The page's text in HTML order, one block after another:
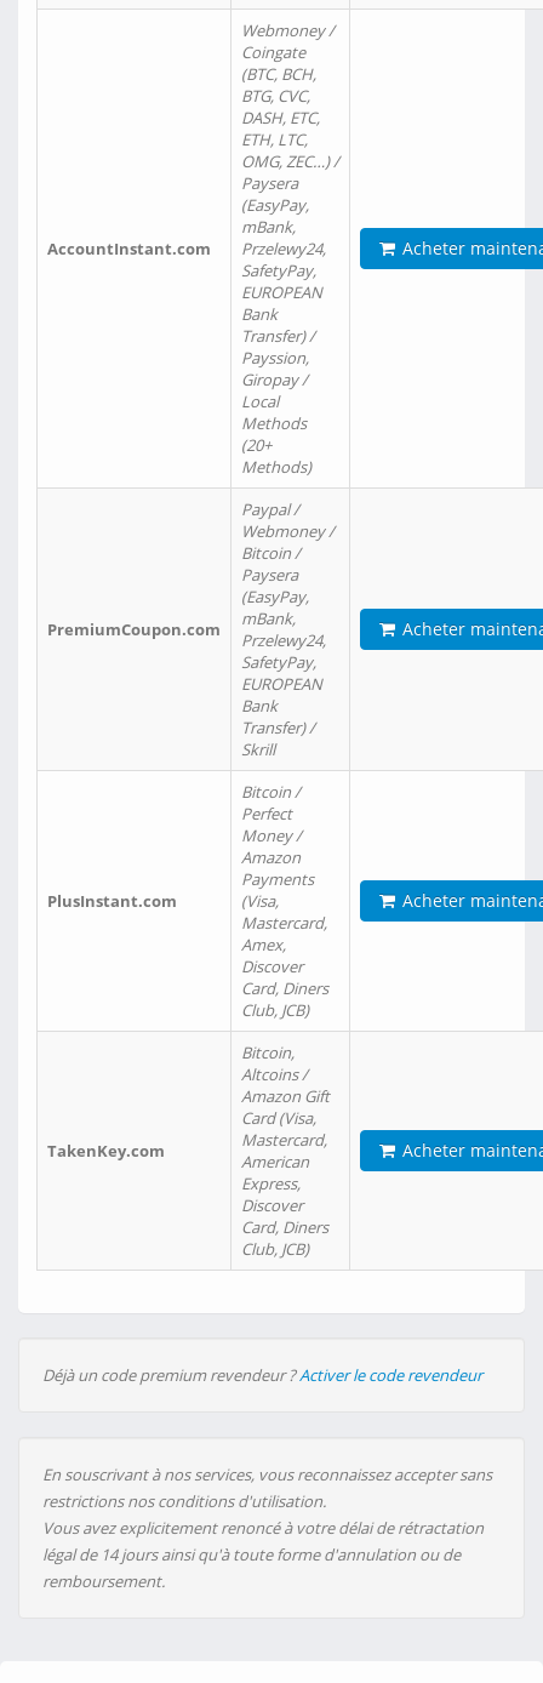
AccountInstant.com
Webmoney /
Coingate
(BTC, BCH,
BTG, CVC,
DASH, ETC,
ETH, LTC,
OMG, ZEC…) /
Paysera
(EasyPay,
mBank,
Przelewy24,
SafetyPay,
EUROPEAN
Bank
Transfer) /
Payssion,
Giropay /
Local
Methods
(20+
Methods)
Acheter
PremiumCoupon.com
Paypal /
Webmoney /
Bitcoin /
Paysera
(EasyPay,
mBank,
Przelewy24,
SafetyPay,
EUROPEAN
Bank
Transfer) /
Skrill
Acheter
PlusInstant.com
Bitcoin /
Perfect
Money /
Amazon
Payments
(Visa,
Mastercard,
Amex,
Discover
Card, Diners
Club, JCB)
Acheter
TakenKey.com
Bitcoin,
Altcoins /
Amazon Gift
Card (Visa,
Mastercard,
American
Express,
Discover
Card, Diners
Club, JCB)
Acheter
Déjà un code premium revendeur ?Activer le code revendeur
En souscrivant à nos services, vous reconnaissez accepter sans
restrictions nos conditions d'utilisation.
Vous avez explicitement renoncé à votre délai de rétractation
légal de 14 jours ainsi qu'à toute forme d'annulation ou de
remboursement.